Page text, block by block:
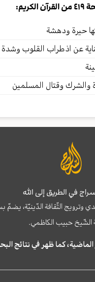
حيرة ودهشة
عن اذطراب القلوب
والشرك وقتال المسلمين
في الطريق إلى الله
وترويج الثّقافة
حبيب الكاظمي.